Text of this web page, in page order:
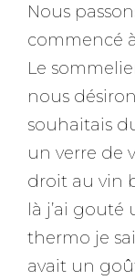
Nous
commencé
Le
nous
souhaitais
un verre de
droit au vin
là j’ai
thermo je
avait un